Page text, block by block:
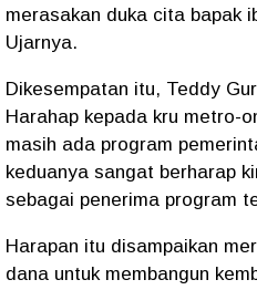
merasakan duka cita bapak
Ujarnya.
Dikesempatan itu, Teddy
Harahap kepada kru metro-
masih ada program
keduanya sangat berharap
sebagai penerima program
Harapan itu disampaikan
dana untuk membangun